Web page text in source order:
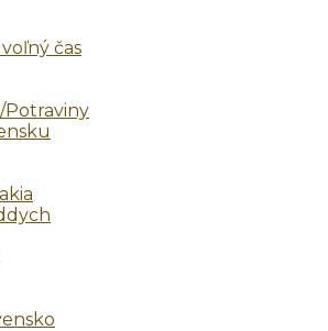
čas
Potraviny